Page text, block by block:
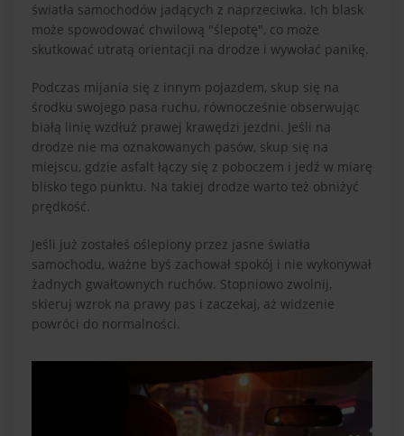
światła samochodów jadących z naprzeciwka. Ich blask
może spowodować chwilową "ślepotę", co może
skutkować utratą orientacji na drodze i wywołać panikę.
Podczas mijania się z innym pojazdem, skup się na
środku swojego pasa ruchu, równocześnie obserwując
białą linię wzdłuż prawej krawędzi jezdni. Jeśli na
drodze nie ma oznakowanych pasów, skup się na
miejscu, gdzie asfalt łączy się z poboczem i jedź w miarę
blisko tego punktu. Na takiej drodze warto też obniżyć
prędkość.
Jeśli już zostałeś oślepiony przez jasne światła
samochodu, ważne byś zachował spokój i nie wykonywał
żadnych gwałtownych ruchów. Stopniowo zwolnij,
skieruj wzrok na prawy pas i zaczekaj, aż widzenie
powróci do normalności.